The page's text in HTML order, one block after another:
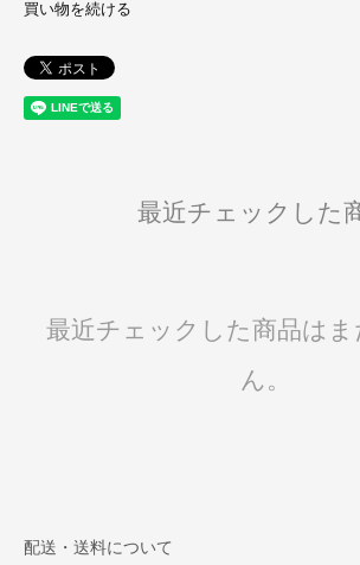
買い物を続ける
最近チェックした
最近チェックした商品は
ん。
配送・送料について